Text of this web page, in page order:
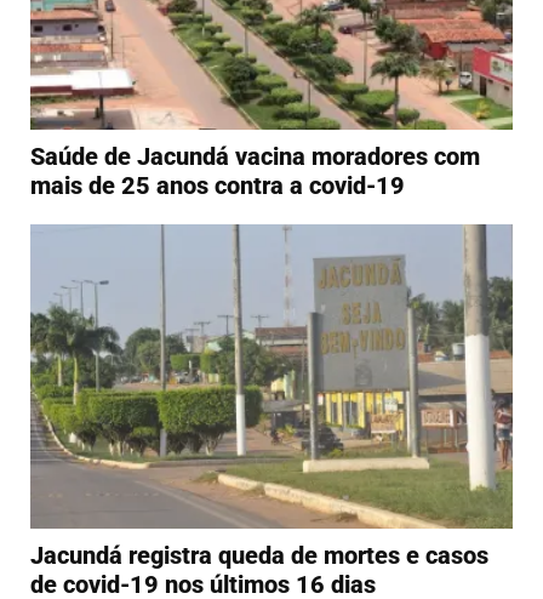
Saúde de Jacundá vacina moradores com
mais de 25 anos contra a covid-19
Jacundá registra queda de mortes e casos
de covid-19 nos últimos 16 dias